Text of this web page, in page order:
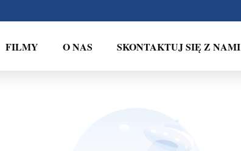
FILMY O NAS SKONTAKTUJ SIĘ Z NAMI